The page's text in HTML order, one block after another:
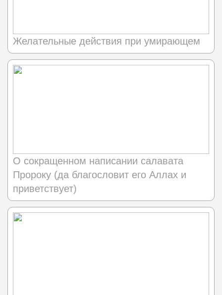
Желательные действия при умирающем
О сокращенном написании салавата
Пророку (да благословит его Аллах и
приветствует)